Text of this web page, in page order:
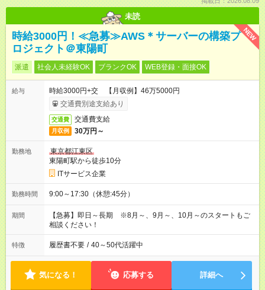
未読
NEW
時給3000円！≪急募≫AWS＊サーバーの構築プ
ロジェクト＠東陽町
派遣 社会人未経験OK ブランクOK WEB登録・面接OK
給与
時給3000円+交 【月収例】46万5000円
交通費別途支給あり
交通費 交通費支給
月収例 30万円～
勤務地
東京都江東区
東陽町駅から徒歩10分
ITサービス企業
勤務時間 9:00～17:30（休憩:45分）
期間
【急募】即日～長期 ※8月～、9月～、10月～のスタートもご
相談ください！
特徴 履歴書不要 / 40～50代活躍中
気になる！ 応募する 詳細へ